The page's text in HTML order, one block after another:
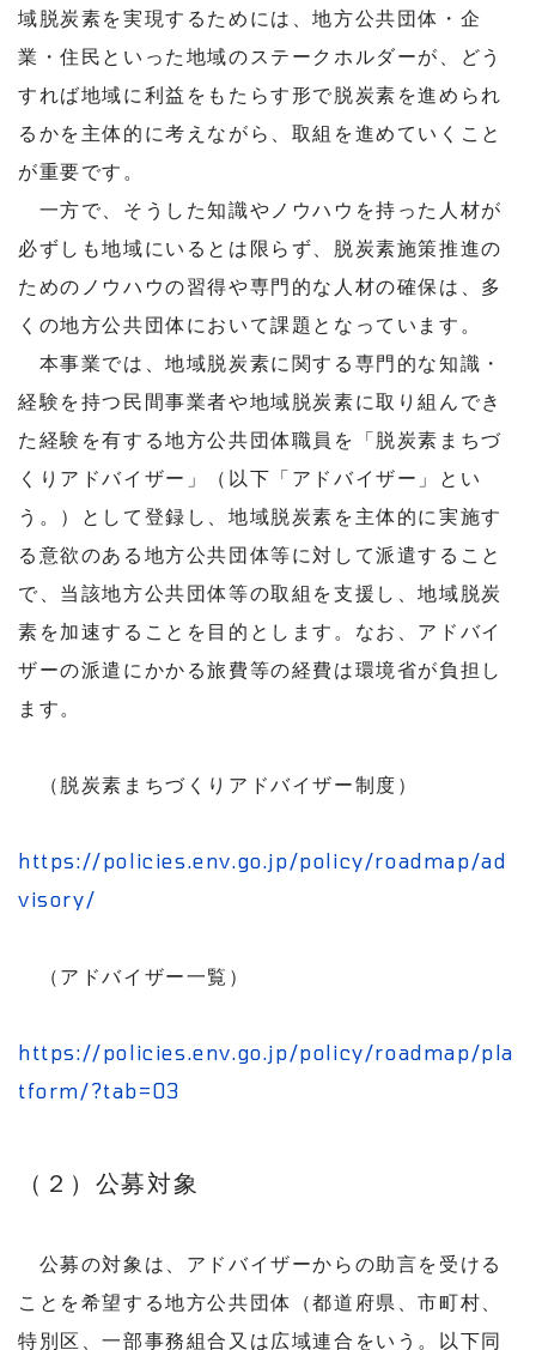
域脱炭素を実現するためには、地方公共団体・企
業・住民といった地域のステークホルダーが、どう
すれば地域に利益をもたらす形で脱炭素を進められ
るかを主体的に考えながら、取組を進めていくこと
が重要です。
一方で、そうした知識やノウハウを持った人材が
必ずしも地域にいるとは限らず、脱炭素施策推進の
ためのノウハウの習得や専門的な人材の確保は、多
くの地方公共団体において課題となっています。
本事業では、地域脱炭素に関する専門的な知識・
経験を持つ民間事業者や地域脱炭素に取り組んでき
た経験を有する地方公共団体職員を「脱炭素まちづ
くりアドバイザー」（以下「アドバイザー」とい
う。）として登録し、地域脱炭素を主体的に実施す
る意欲のある地方公共団体等に対して派遣すること
で、当該地方公共団体等の取組を支援し、地域脱炭
素を加速することを目的とします。なお、アドバイ
ザーの派遣にかかる旅費等の経費は環境省が負担し
ます。
（脱炭素まちづくりアドバイザー制度）
https://policies.env.go.jp/policy/roadmap/ad
visory/
（アドバイザー一覧）
https://policies.env.go.jp/policy/roadmap/pla
tform/?tab=03
（２）公募対象
公募の対象は、アドバイザーからの助言を受ける
ことを希望する地方公共団体（都道府県、市町村、
特別区、一部事務組合又は広域連合をいう。以下同